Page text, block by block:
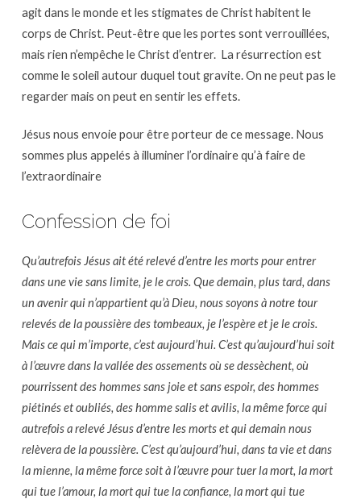
agit dans le monde et les stigmates de Christ habitent le
corps de Christ. Peut-être que les portes sont verrouillées,
mais rien n’empêche le Christ d’entrer. La résurrection est
comme le soleil autour duquel tout gravite. On ne peut pas le
regarder mais on peut en sentir les effets.
Jésus nous envoie pour être porteur de ce message. Nous
sommes plus appelés à illuminer l’ordinaire qu’à faire de
l’extraordinaire
Confession de foi
Qu’autrefois Jésus ait été relevé d’entre les morts pour entrer
dans une vie sans limite, je le crois. Que demain, plus tard, dans
un avenir qui n’appartient qu’à Dieu, nous soyons à notre tour
relevés de la poussière des tombeaux, je l’espère et je le crois.
Mais ce qui m’importe, c’est aujourd’hui. C’est qu’aujourd’hui soit
à l’œuvre dans la vallée des ossements où se dessèchent, où
pourrissent des hommes sans joie et sans espoir, des hommes
piétinés et oubliés, des homme salis et avilis, la même force qui
autrefois a relevé Jésus d’entre les morts et qui demain nous
relèvera de la poussière. C’est qu’aujourd’hui, dans ta vie et dans
la mienne, la même force soit à l’œuvre pour tuer la mort, la mort
qui tue l’amour, la mort qui tue la confiance, la mort qui tue